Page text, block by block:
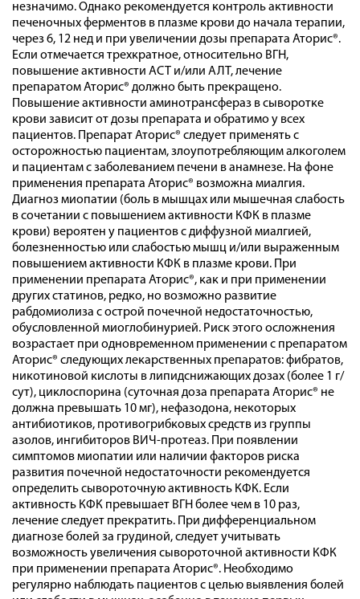
незначимо. Однако рекомендуется контроль активности
печеночных ферментов в плазме крови до начала терапии,
через 6, 12 нед и при увеличении дозы препарата Аторис®.
Если отмечается трехкратное, относительно ВГН,
повышение активности АСТ и/или АЛТ, лечение
препаратом Аторис® должно быть прекращено.
Повышение активности аминотрансфераз в сыворотке
крови зависит от дозы препарата и обратимо у всех
пациентов. Препарат Аторис® следует применять с
осторожностью пациентам, злоупотребляющим алкоголем
и пациентам с заболеванием печени в анамнезе. На фоне
применения препарата Аторис® возможна миалгия.
Диагноз миопатии (боль в мышцах или мышечная слабость
в сочетании с повышением активности КФК в плазме
крови) вероятен у пациентов с диффузной миалгией,
болезненностью или слабостью мышц и/или выраженным
повышением активности КФК в плазме крови. При
применении препарата Аторис®, как и при применении
других статинов, редко, но возможно развитие
рабдомиолиза с острой почечной недостаточностью,
обусловленной миоглобинурией. Риск этого осложнения
возрастает при одновременном применении с препаратом
Аторис® следующих лекарственных препаратов: фибратов,
никотиновой кислоты в липидснижающих дозах (более 1 г/
сут), циклоспорина (суточная доза препарата Аторис® не
должна превышать 10 мг), нефазодона, некоторых
антибиотиков, противогрибковых средств из группы
азолов, ингибиторов ВИЧ-протеаз. При появлении
симптомов миопатии или наличии факторов риска
развития почечной недостаточности рекомендуется
определить сывороточную активность КФК. Если
активность КФК превышает ВГН более чем в 10 раз,
лечение следует прекратить. При дифференциальном
диагнозе болей за грудиной, следует учитывать
возможность увеличения сывороточной активности КФК
при применении препарата Аторис®. Необходимо
регулярно наблюдать пациентов с целью выявления болей